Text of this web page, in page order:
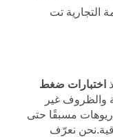
التجارية تت
اختبارات ضغط
والظروف غير
مسبقًا حتى
نعرّف